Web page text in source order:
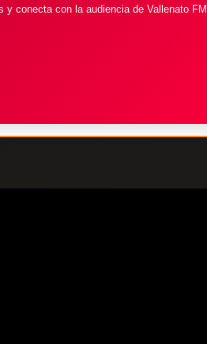
conecta con la audiencia de Vallenato FM.